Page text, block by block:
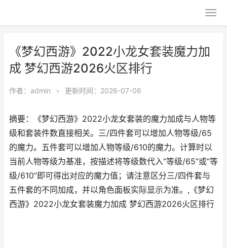
《梦幻西游》2022小龙女套装魔力加
成 梦幻西游2026火区排行
作者： admin • 更新时间：2026-07-06
摘要：《梦幻西游》2022小龙女套装的魔力加成与人物等
级和套装件数直接相关。三/四件套可以增加人物等级/65
的魔力。五件套可以增加人物等级/610的魔力。计算时以
当前人物等级为基准，按描述将等级数代入“等级/65”或“等
级/610”即可得出对应的魔力值；请注意区分三/四件套与
五件套的不同加成，并以角色面板实际显示为准。,《梦幻
西游》2022小龙女套装魔力加成 梦幻西游2026火区排行